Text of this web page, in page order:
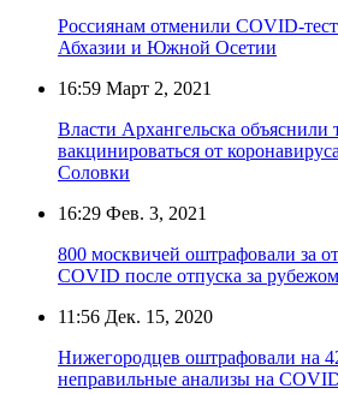
Россиянам отменили COVID-
Абхазии и Южной Осетии
16:59 Март 2, 2021
Власти Архангельска объяснили
вакцинироваться от
Соловки
16:29 Фев. 3, 2021
800 москвичей оштрафовали за
COVID после отпуска за рубежом
11:56 Дек. 15, 2020
Нижегородцев оштрафовали на
неправильные анализы на